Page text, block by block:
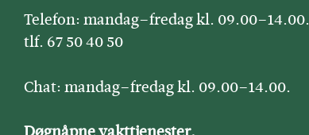
Telefon: mandag–fredag kl. 09.00–14.00.
tlf. 67 50 40 50
Chat: mandag–fredag kl. 09.00–14.00.